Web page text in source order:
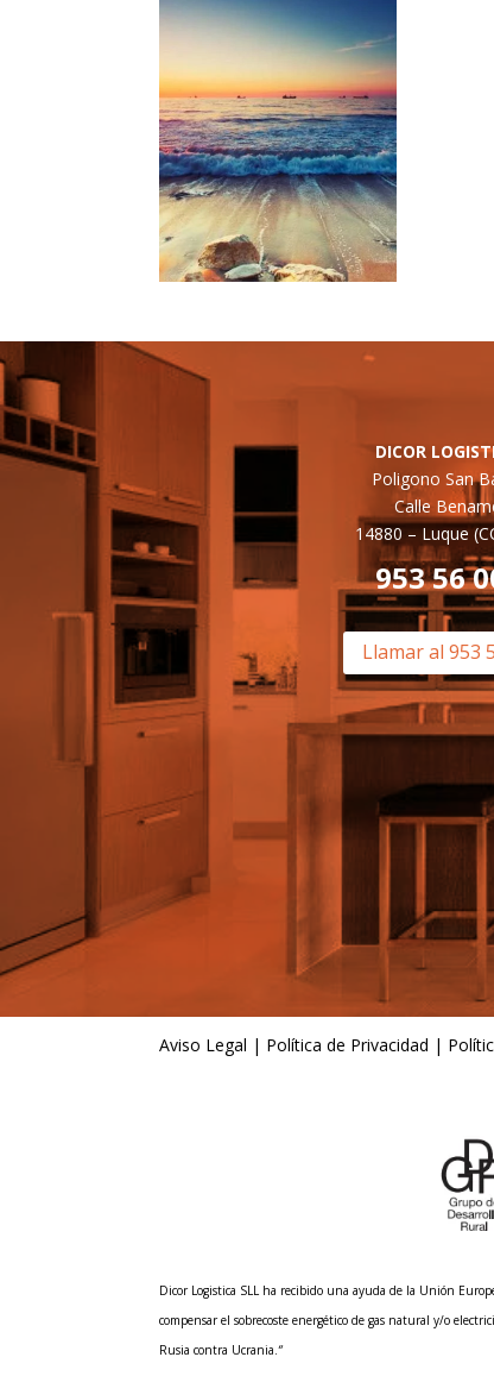
DICOR
Poligono San
Calle
14880 –Luque
953 56
Llamar al 953
Aviso Legal | Política de Privacidad |
Dicor Logistica SLL ha recibido una ayuda de la Unión
compensar el sobrecoste energético de gas natural y/o
Rusia contra Ucrania.“